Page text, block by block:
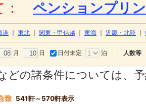
ペンションプリ
道 東北 関東・甲信越 東海 近畿・北陸
月 日 日付未定 泊 人数等
どの諸条件については、
致 541軒～570軒表示